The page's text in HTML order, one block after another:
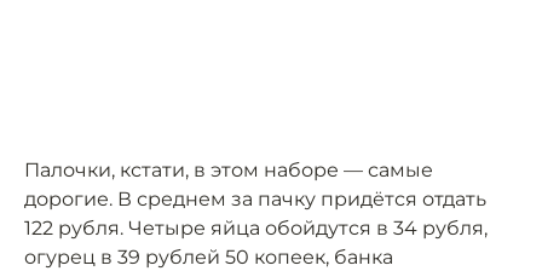
Палочки, кстати, в этом наборе — самые
дорогие. В среднем за пачку придётся отдать
122 рубля. Четыре яйца обойдутся в 34 рубля,
огурец в 39 рублей 50 копеек, банка